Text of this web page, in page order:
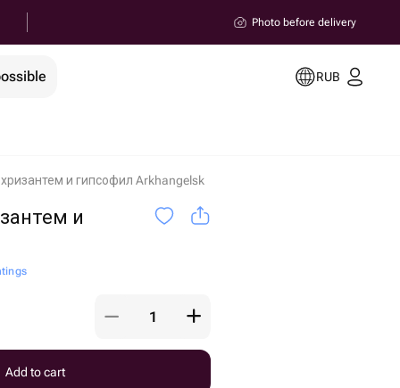
Photo before delivery
RUB
и гипсофил Arkhangelsk
и
Add to cart